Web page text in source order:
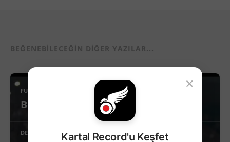
BEĞENEBILECEĞIN DIĞER YAZILAR...
FUTBOL
Beşiktaş’ta Sağ Kanat İçin Yeni Aday!
DEVAMINI OKU
×
Kartal Record'u Keşfet